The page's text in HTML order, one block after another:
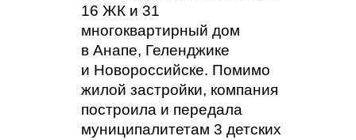
16 ЖК и 31
многоквартирный дом
в Анапе, Геленджике
и Новороссийске. Помимо
жилой застройки, компания
построила и передала
муниципалитетам 3 детских